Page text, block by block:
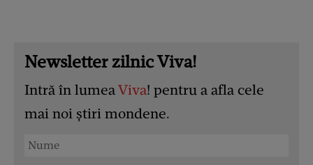
Newsletter zilnic Viva!
Intră în lumeaViva! pentru a afla cele
mai noi știri mondene.